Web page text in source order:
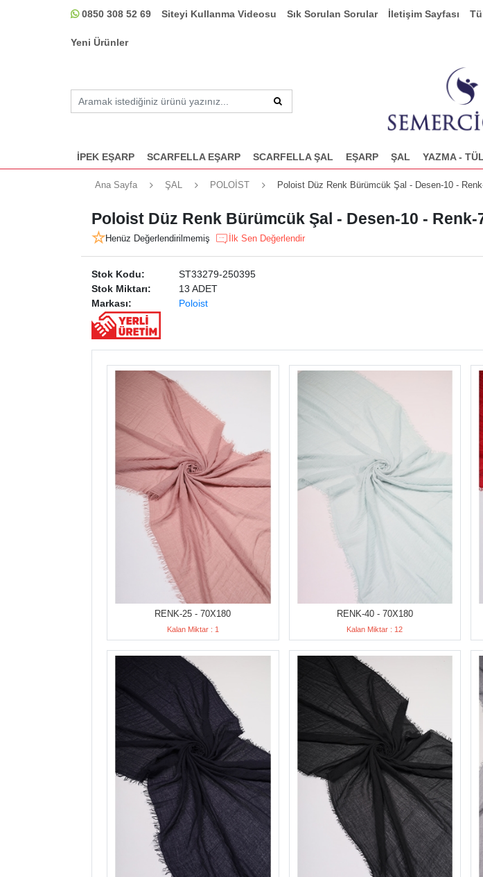
0850 308 52 69 Siteyi Kullanma Videosu Sık Sorulan Sorular İletişim Sayfası
Yeni Ürünler
İPEK EŞARP SCARFELLA EŞARP SCARFELLA ŞAL EŞARP ŞAL YAZMA -
Ana Sayfa ŞAL POLOİST Poloist Düz Renk Bürümcük Şal - Desen-10 -
Poloist Düz Renk Bürümcük Şal - Desen-10 - Renk-
Henüz Değerlendirilmemiş İlk Sen Değerlendir
Stok Kodu:
ST33279-250395
Stok Miktarı:
13 ADET
Markası:
Poloist
RENK-25 - 70X180
Kalan Miktar : 1
RENK-40 - 70X180
Kalan Miktar : 12